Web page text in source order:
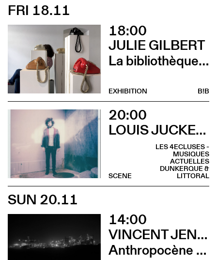
FRI 18.11
18:00
JULIE GILBERT
La bibliothèque sonore des femmes (Vernissage)
B!B
EXHIBITION
20:00
LOUIS JUCKER & ELIE ZOÉ
LES 4ECLUSES -
MUSIQUES
ACTUELLES
DUNKERQUE &
LITTORAL
SCENE
SUN 20.11
14:00
VINCENT JENDLY
Anthropocène (Visite guidée)